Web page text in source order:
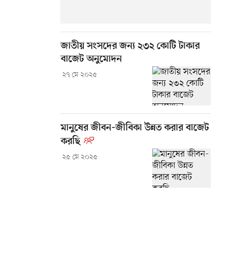
জাতীয় সংসদের জন্য ২৩২ কোটি টাকার
বাজেট অনুমোদন
২৭ মে ২০২৫
মানুষের জীবন-জীবিকা উন্নত করার বাজেট
করছি
২৫ মে ২০২৫